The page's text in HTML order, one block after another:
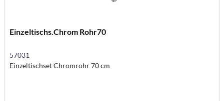
Einzeltischs.Chrom Rohr70
57031
Einzeltischset Chromrohr 70 cm